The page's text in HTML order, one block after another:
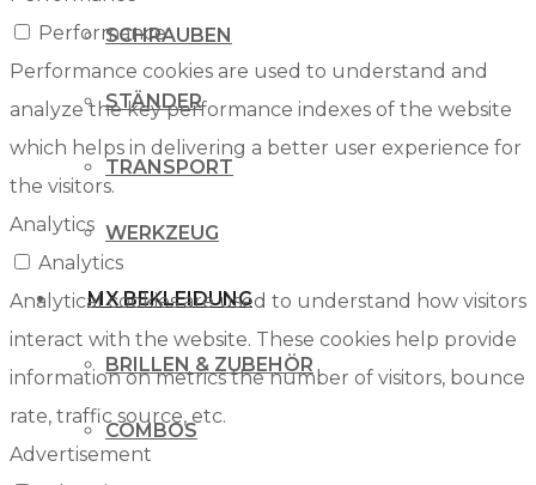
SCHRAUBEN
STÄNDER
TRANSPORT
WERKZEUG
MX BEKLEIDUNG
BRILLEN & ZUBEHÖR
COMBOS
Performance
Performance cookies are used to understand and
analyze the key performance indexes of the website
which helps in delivering a better user experience for
the visitors.
Analytics
Analytics
Analytical cookies are used to understand how visitors
interact with the website. These cookies help provide
information on metrics the number of visitors, bounce
rate, traffic source, etc.
Advertisement